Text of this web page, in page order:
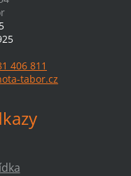
406 811
tabor.cz